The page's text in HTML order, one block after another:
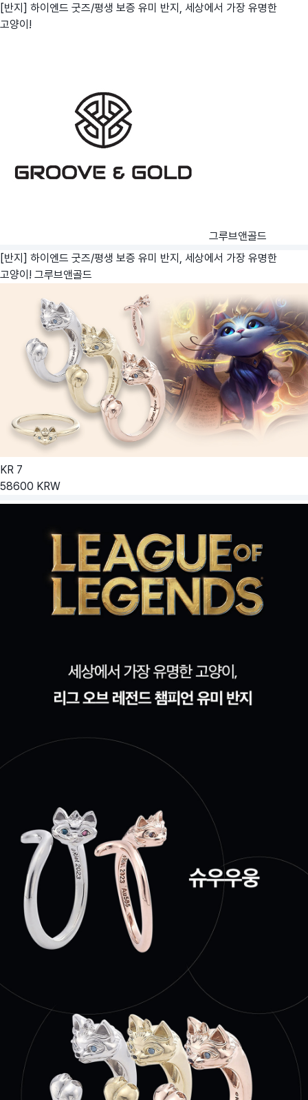
[반지] 하이엔드 굿즈/평생 보증 유미 반지, 세상에서 가장 유명한
고양이!
그루브앤골드
[반지] 하이엔드 굿즈/평생 보증 유미 반지, 세상에서 가장 유명한
고양이! 그루브앤골드
KR 7
58600 KRW